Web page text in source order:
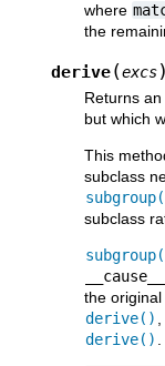
where
the
derive(excs)
Returns
but which
This
subclass
subclass
__cause__
the
derive()
derive()